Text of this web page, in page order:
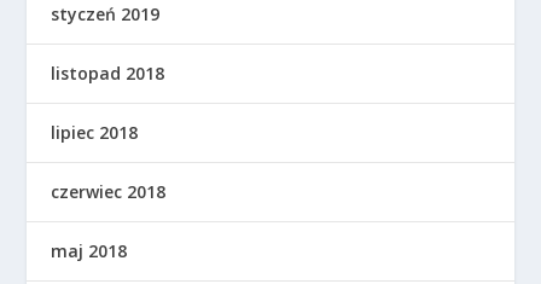
styczeń 2019
listopad 2018
lipiec 2018
czerwiec 2018
maj 2018